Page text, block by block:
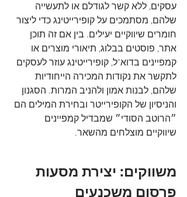
עסקים, ללא קשר לגודלם או לתעשייה
שלהם, מסתמכים על קופירייטינג כדי ליצור
חומרים שיווקיים יעילים. בין אם זה תוכן
אתר, פוסטים בבלוג, תיאורי מוצרים או
קמפיינים בדוא"ל, קופירייטינג עוזר לעסקים
לתקשר את נקודות המכירה הייחודיות
שלהם, לבנות אמון ולהניב המרות. הסגנון
והניסיון של הקופירייטר ובחירת המילים הם
״הרוטב הסודי״ שמבדיל קמפיינים
שיווקיים מוצלחים מהשאר.
משווקים: יצירת מסעות
פרסום משכנעים